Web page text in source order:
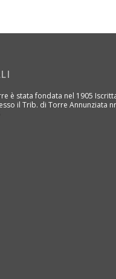
è stata fondata nel 1905
il Trib. di Torre Annunziata